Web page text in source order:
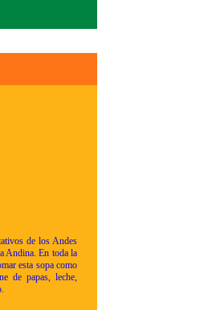
de los Andes
Andina. En toda la
esta sopa como
de papas, leche,